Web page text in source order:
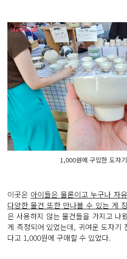
1,000원에 구입한 도자
이곳은 아이들은 물론이고 누구나 자
다양한 물건 또한 만나볼 수 있는 게
은 사용하지 않는 물건들을 가지고 나
게 측정되어 있었는데, 귀여운 도자기
다고 1,000원에 구매할 수 있었다.